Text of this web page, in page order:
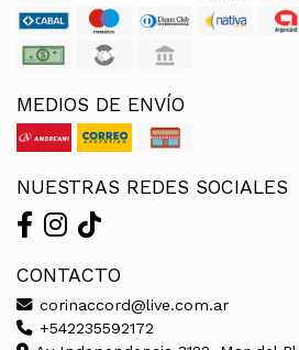
MEDIOS DE ENVÍO
NUESTRAS REDES SOCIALES
CONTACTO
corinaccord@live.com.ar
+542235592172